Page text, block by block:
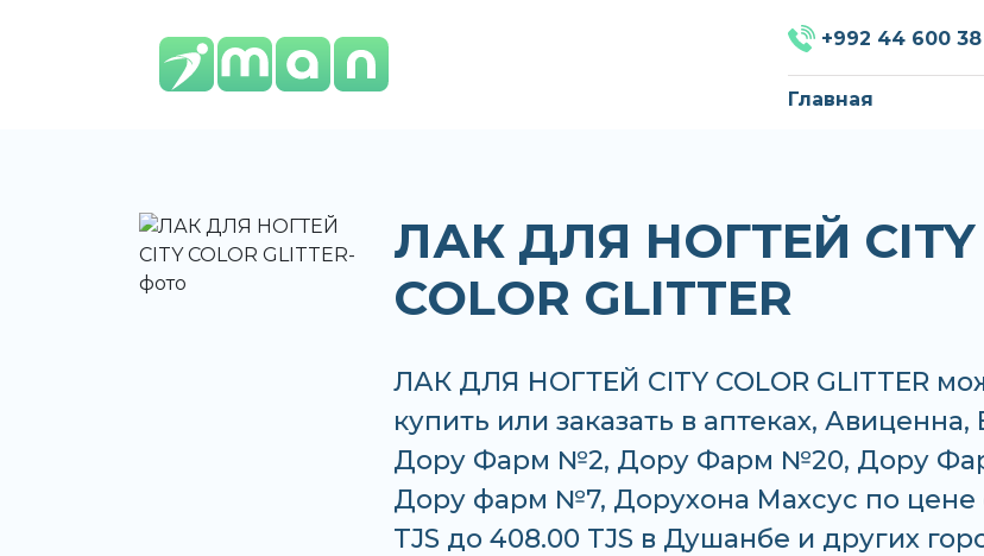
+992 44 600
Главная
ЛАК ДЛЯ НОГТЕЙ CITY
COLOR GLITTER
ЛАК ДЛЯ НОГТЕЙ CITY COLOR GLITTER
купить или заказать в аптеках,
Дору Фарм №2, Дору Фарм №20, Дору
Дору фарм №7, Дорухона Махсус по цене
TJS до 408.00 TJS в Душанбе и других